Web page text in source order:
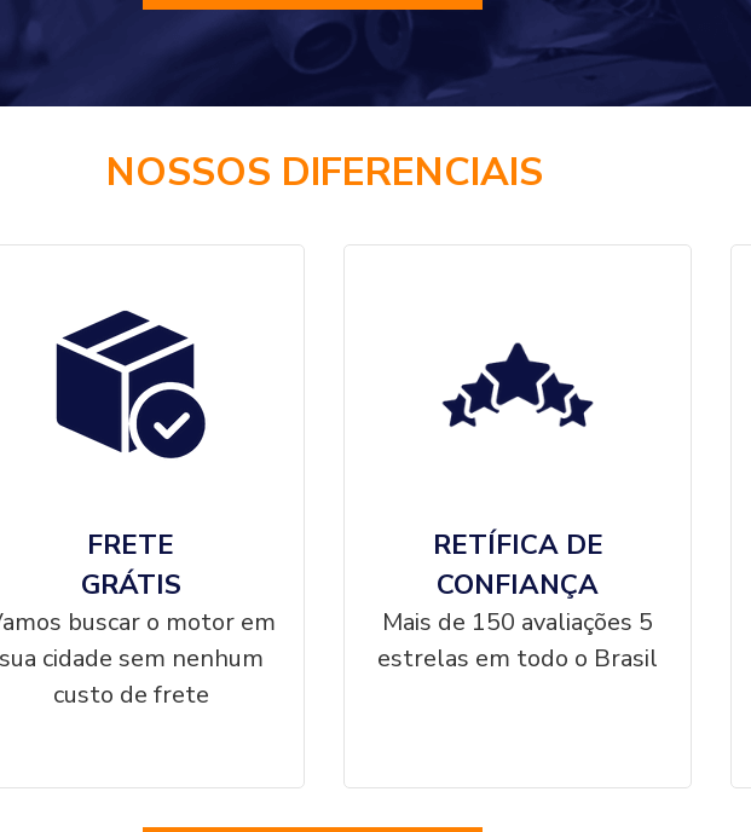
NOSSOS DIFERENCIAIS
FRETE
GRÁTIS
buscar o motor em
sua cidade sem nenhum
custo de frete
RETÍFICA DE
CONFIANÇA
Mais de 150 avaliações 5
estrelas em todo o Brasil